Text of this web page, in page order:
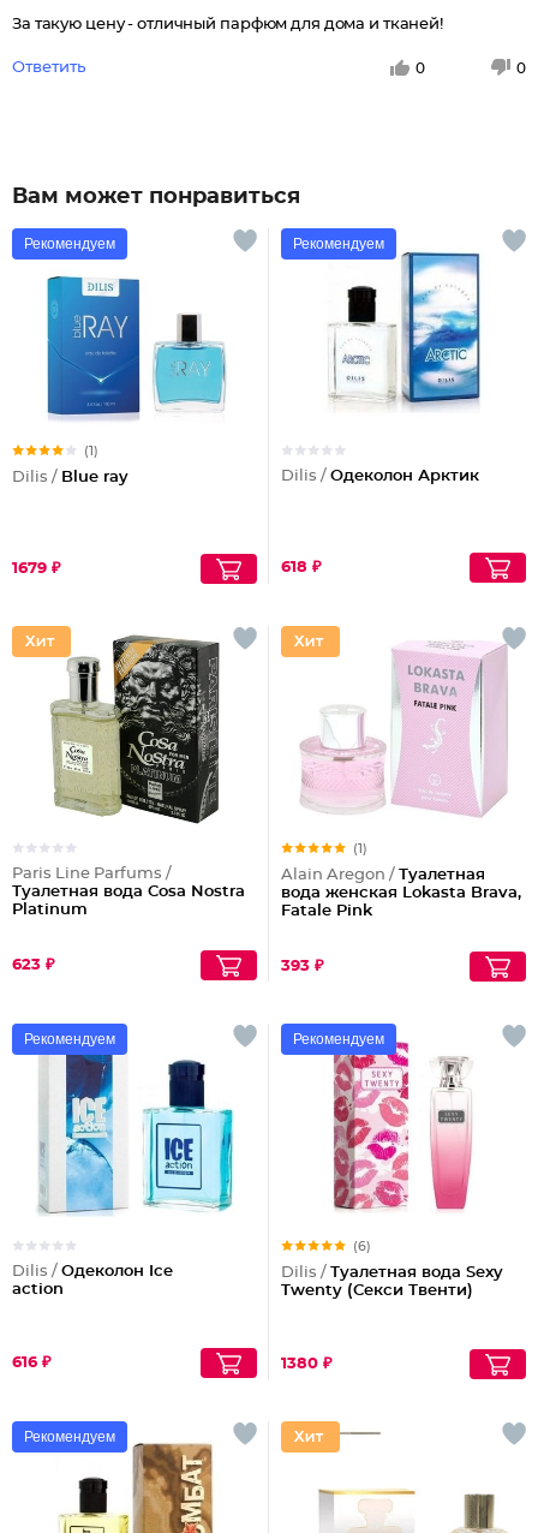
За такую цену - отличный парфюм для дома и тканей!
Ответить 0 0
Вам может понравиться
Рекомендуем
(1)
Dilis / Blue ray
1679 ₽
Рекомендуем
Dilis / Одеколон Арктик
618 ₽
Paris Line Parfums /
Туалетная вода Cosa Nostra
Platinum
623 ₽
(1)
Alain Aregon / Туалетная
вода женская Lokasta Brava,
Fatale Pink
393 ₽
Рекомендуем
Dilis / Одеколон Ice
action
616 ₽
Рекомендуем
(6)
Dilis / Туалетная вода Sexy
Twenty (Секси Твенти)
1380 ₽
Рекомендуем